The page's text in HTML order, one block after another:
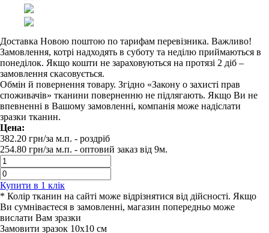
Доставка Новою поштою по тарифам перевізника. Важливо!
Замовлення, котрі надходять в суботу та неділю приймаються в
понеділок. Якщо кошти не зараховуються на протязі 2 діб –
замовлення скасовується.
Обмін й повернення товару. Згідно «Закону о захисті прав
споживачів» тканини поверненню не підлягають. Якщо Ви не
впевненні в Вашому замовленні, компанія може надіслати
зразки тканин.
Цена:
382.20 грн/за м.п. - роздрiб
254.80 грн/за м.п. - оптовий заказ вiд 9м.
Купити в 1 клiк
* Колір тканин на сайті може відрізнятися від дійсності. Якщо
Ви сумніваєтеся в замовленні, магазин попередньо може
вислати Вам зразки
Замовити зразок 10х10 см